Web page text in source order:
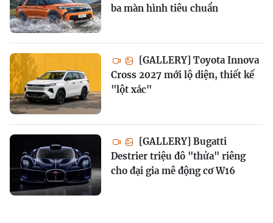
ba màn hình tiêu chuẩn
[GALLERY] Toyota Innova
Cross 2027 mới lộ diện, thiết kế
"lột xác"
[GALLERY] Bugatti
Destrier triệu đô "thửa" riêng
cho đại gia mê động cơ W16